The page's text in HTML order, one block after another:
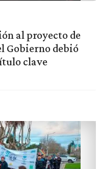
al proyecto de
Gobierno debió
clave